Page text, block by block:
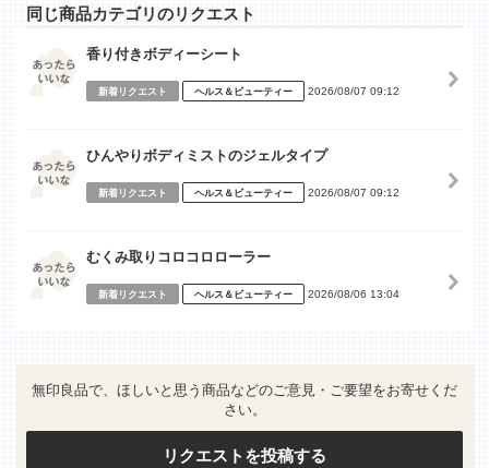
同じ商品カテゴリのリクエスト
香り付きボディーシート
新着リクエスト ヘルス＆ビューティー 2026/08/07 09:12
ひんやりボディミストのジェルタイプ
新着リクエスト ヘルス＆ビューティー 2026/08/07 09:12
むくみ取りコロコロローラー
新着リクエスト ヘルス＆ビューティー 2026/08/06 13:04
無印良品で、ほしいと思う商品などのご意見・ご要望をお寄せくだ
さい。
リクエストを投稿する